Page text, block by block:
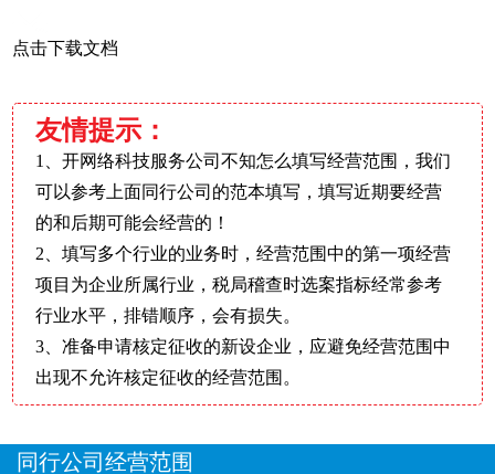
点击下载文档
友情提示：
1、开网络科技服务公司不知怎么填写经营范围，我们
可以参考上面同行公司的范本填写，填写近期要经营
的和后期可能会经营的！
2、填写多个行业的业务时，经营范围中的第一项经营
项目为企业所属行业，税局稽查时选案指标经常参考
行业水平，排错顺序，会有损失。
3、准备申请核定征收的新设企业，应避免经营范围中
出现不允许核定征收的经营范围。
同行公司经营范围